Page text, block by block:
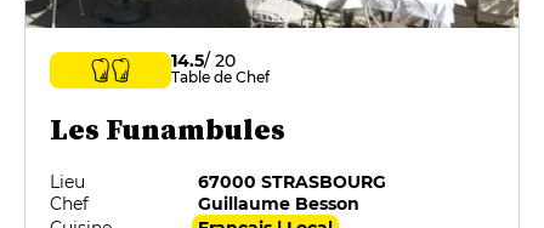
14.5/ 20
Table de Chef
Les Funambules
Lieu
67000 STRASBOURG
Chef
Guillaume Besson